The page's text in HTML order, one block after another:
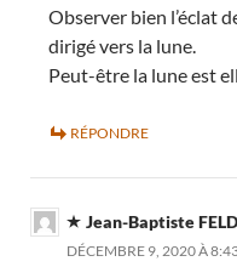
Observer bien l’éclat
dirigé vers la lune.
Peut-être la lune est
RÉPONDRE
Jean-Baptiste
DÉCEMBRE 9, 2020 À